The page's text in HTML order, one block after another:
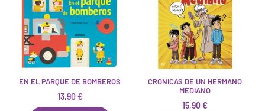
EN EL PARQUE DE BOMBEROS
13,90€
CRONICAS DE UN HERMANO
MEDIANO
15,90€